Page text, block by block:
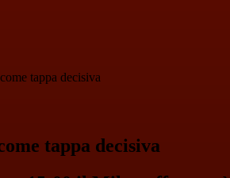
tappa decisiva
tappa decisiva